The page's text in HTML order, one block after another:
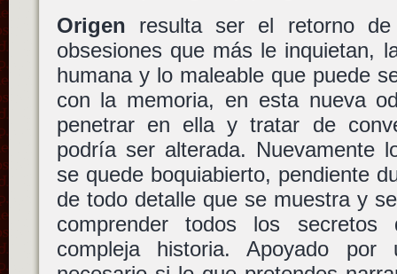
Origen resulta ser el retorno
obsesiones que más le inquietan,
humana y lo maleable que puede
con la memoria, en esta nueva
penetrar en ella y tratar de
podría ser alterada. Nuevamente
se quede boquiabierto, pendiente
de todo detalle que se muestra y
comprender todos los
compleja historia. Apoyado por